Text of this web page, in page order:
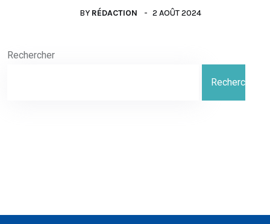
BY RÉDACTION 2 AOÛT 2024
Rechercher
Rechercher